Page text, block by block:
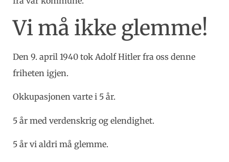
Vi må ikke glemme!
Den 9. april 1940 tok Adolf Hitler fra oss denne
friheten igjen.
Okkupasjonen varte i 5 år.
5 år med verdenskrig og elendighet.
5 år vi aldri må glemme.